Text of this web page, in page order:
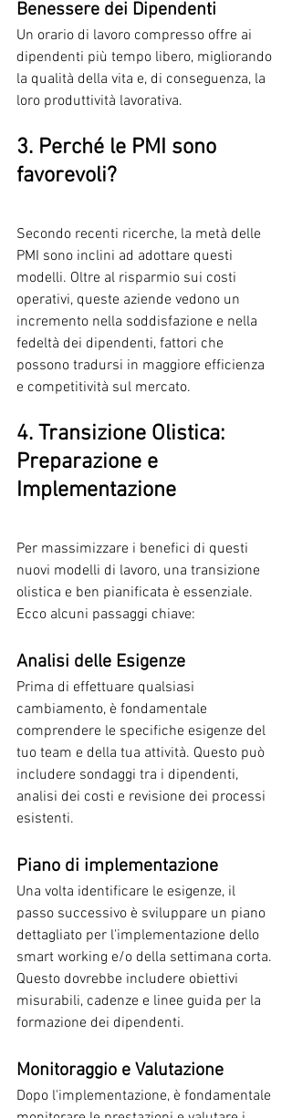
Benessere dei Dipendenti
Un orario di lavoro compresso offre ai
dipendenti più tempo libero, migliorando
la qualità della vita e, di conseguenza, la
loro produttività lavorativa.
3. Perché le PMI sono
favorevoli?
Secondo recenti ricerche, la metà delle
PMI sono inclini ad adottare questi
modelli. Oltre al risparmio sui costi
operativi, queste aziende vedono un
incremento nella soddisfazione e nella
fedeltà dei dipendenti, fattori che
possono tradursi in maggiore efficienza
e competitività sul mercato.
4. Transizione Olistica:
Preparazione e
Implementazione
Per massimizzare i benefici di questi
nuovi modelli di lavoro, una transizione
olistica e ben pianificata è essenziale.
Ecco alcuni passaggi chiave:
Analisi delle Esigenze
Prima di effettuare qualsiasi
cambiamento, è fondamentale
comprendere le specifiche esigenze del
tuo team e della tua attività. Questo può
includere sondaggi tra i dipendenti,
analisi dei costi e revisione dei processi
esistenti.
Piano di implementazione
Una volta identificare le esigenze, il
passo successivo è sviluppare un piano
dettagliato per l'implementazione dello
smart working e/o della settimana corta.
Questo dovrebbe includere obiettivi
misurabili, cadenze e linee guida per la
formazione dei dipendenti.
Monitoraggio e Valutazione
Dopo l'implementazione, è fondamentale